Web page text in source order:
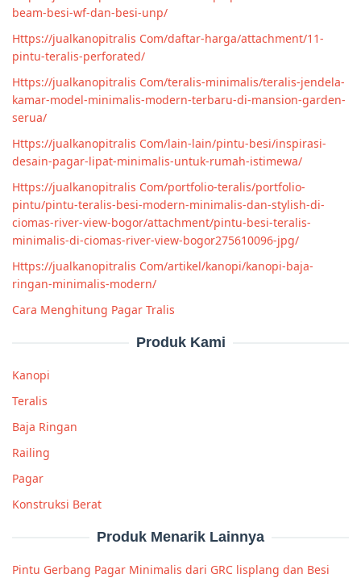
beam-besi-wf-dan-besi-unp/
Https://jualkanopitralis Com/daftar-harga/attachment/11-
pintu-teralis-perforated/
Https://jualkanopitralis Com/teralis-minimalis/teralis-jendela-
kamar-model-minimalis-modern-terbaru-di-mansion-garden-
serua/
Https://jualkanopitralis Com/lain-lain/pintu-besi/inspirasi-
desain-pagar-lipat-minimalis-untuk-rumah-istimewa/
Https://jualkanopitralis Com/portfolio-teralis/portfolio-
pintu/pintu-teralis-besi-modern-minimalis-dan-stylish-di-
ciomas-river-view-bogor/attachment/pintu-besi-teralis-
minimalis-di-ciomas-river-view-bogor275610096-jpg/
Https://jualkanopitralis Com/artikel/kanopi/kanopi-baja-
ringan-minimalis-modern/
Cara Menghitung Pagar Tralis
Produk Kami
Kanopi
Teralis
Baja Ringan
Railing
Pagar
Konstruksi Berat
Produk Menarik Lainnya
Pintu Gerbang Pagar Minimalis dari GRC lisplang dan Besi